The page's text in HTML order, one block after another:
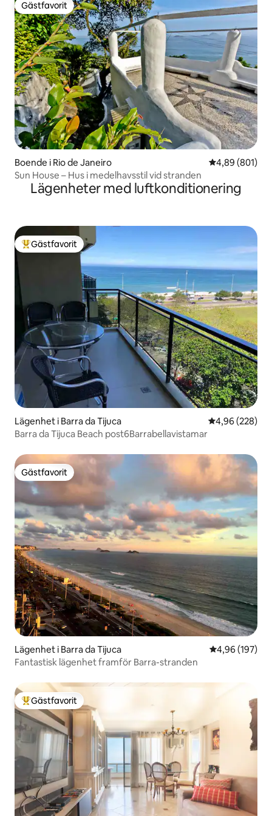
Gästfavorit
Gästfavorit
Boende i Rio de Janeiro 4,89 av 5 i
4,89 (801)
Sun House – Hus i medelhavsstil vid stranden
Lägenheter med luftkonditionering
Populär gästfavorit
Gästfavorit
Lägenhet i Barra da Tijuca 4,96 av 5 i
4,96 (228)
Barra da Tijuca Beach post6Barrabellavistamar
Gästfavorit
Gästfavorit
Lägenhet i Barra da Tijuca 4,96 av 5 i
4,96 (197)
Fantastisk lägenhet framför Barra-stranden
Populär gästfavorit
Gästfavorit